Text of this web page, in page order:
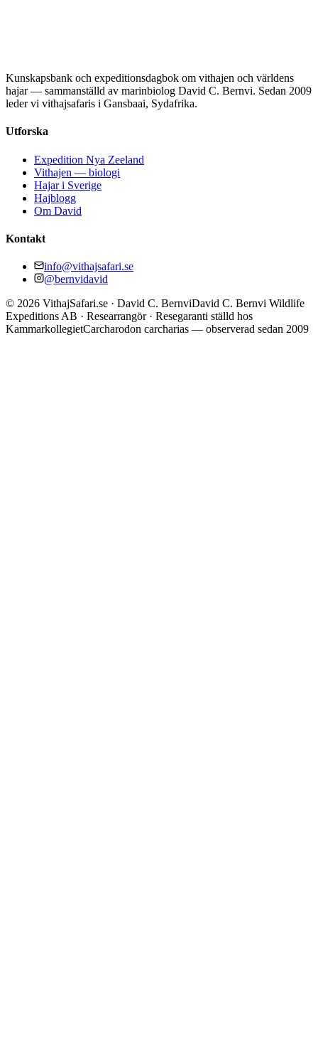
Kunskapsbank och expeditionsdagbok om vithajen och världens
hajar — sammanställd av marinbiolog David C. Bernvi. Sedan 2009
leder vi vithajsafaris i Gansbaai, Sydafrika.
Utforska
Expedition Nya Zeeland
Vithajen — biologi
Hajar i Sverige
Hajblogg
Om David
Kontakt
info@vithajsafari.se
@bernvidavid
© 2026 VithajSafari.se · David C. BernviDavid C. Bernvi Wildlife
Expeditions AB · Researrangör · Resegaranti ställd hos
KammarkollegietCarcharodon carcharias — observerad sedan 2009